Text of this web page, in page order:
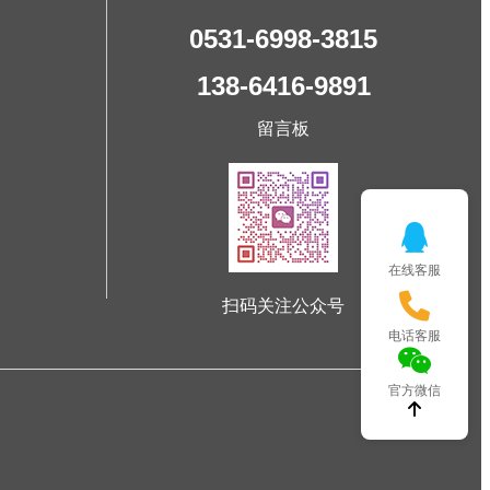
0531-6998-3815
138-6416-9891
留言板
扫码关注公众号
在线客服
电话客服
官方微信